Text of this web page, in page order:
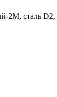
2М, сталь D2,